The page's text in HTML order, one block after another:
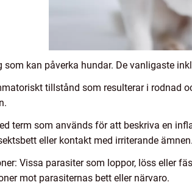
kan påverka hundar. De vanligaste
tillstånd som resulterar i rodnad
term som används för att beskriva en
eller kontakt med irriterande ämnen.
Vissa parasiter som loppor, löss eller
mot parasiternas bett eller närvaro.